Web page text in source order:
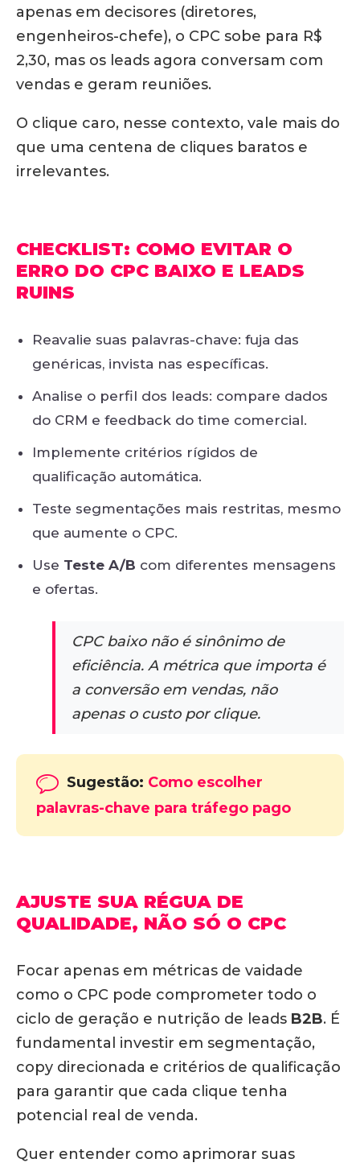
apenas em decisores (diretores,
engenheiros-chefe), o CPC sobe para R$
2,30, mas os leads agora conversam com
vendas e geram reuniões.
O clique caro, nesse contexto, vale mais do
que uma centena de cliques baratos e
irrelevantes.
CHECKLIST: COMO EVITAR O
ERRO DO CPC BAIXO E LEADS
RUINS
Reavalie suas palavras-chave: fuja das
genéricas, invista nas específicas.
Analise o perfil dos leads: compare dados
do CRM e feedback do time comercial.
Implemente critérios rígidos de
qualificação automática.
Teste segmentações mais restritas, mesmo
que aumente o CPC.
Use Teste A/B com diferentes mensagens
e ofertas.
CPC baixo não é sinônimo de
eficiência. A métrica que importa é
a conversão em vendas, não
apenas o custo por clique.
Sugestão: Como escolher
palavras-chave para tráfego pago
AJUSTE SUA RÉGUA DE
QUALIDADE, NÃO SÓ O CPC
Focar apenas em métricas de vaidade
como o CPC pode comprometer todo o
ciclo de geração e nutrição de leads B2B. É
fundamental investir em segmentação,
copy direcionada e critérios de qualificação
para garantir que cada clique tenha
potencial real de venda.
Quer entender como aprimorar suas